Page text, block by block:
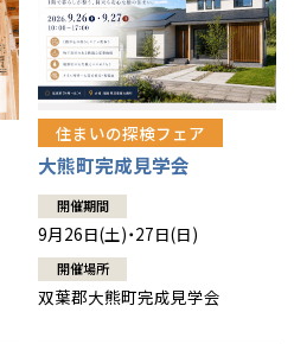
住まいの探検フェア
大熊町完成見学会
開催期間
9月26日(土)・27日(日)
開催場所
双葉郡大熊町完成見学会